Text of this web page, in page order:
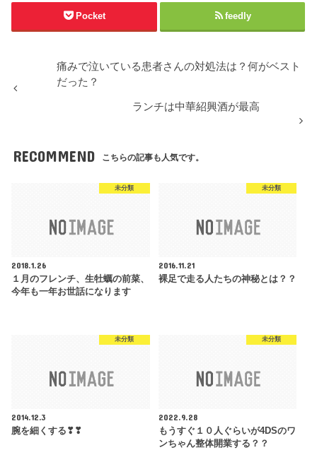
Pocket feedly
痛みで泣いている患者さんの対処法は？何がベスト
だった？
ランチは中華紹興酒が最高
RECOMMEND こちらの記事も人気です。
未分類
2018.1.26
１月のフレンチ、生牡蠣の前菜、
今年も一年お世話になります
未分類
2016.11.21
裸足で走る人たちの神秘とは？？
未分類
2014.12.3
腕を細くする❣❣
未分類
2022.9.28
もうすぐ１０人ぐらいが4DSのワ
ンちゃん整体開業する？？